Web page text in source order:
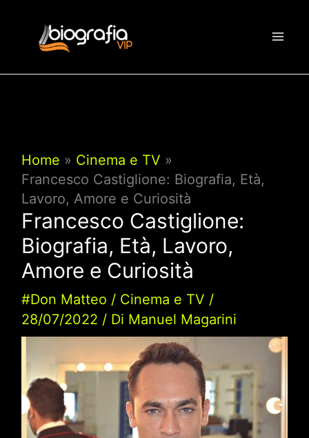
contenuto
Home
Cinema e TV
Francesco Castiglione: Biografia, Età,
Lavoro, Amore e Curiosità
Francesco Castiglione:
Biografia, Età, Lavoro,
Amore e Curiosità
#Don Matteo / Cinema e TV /
28/07/2022 / Di Manuel Magarini